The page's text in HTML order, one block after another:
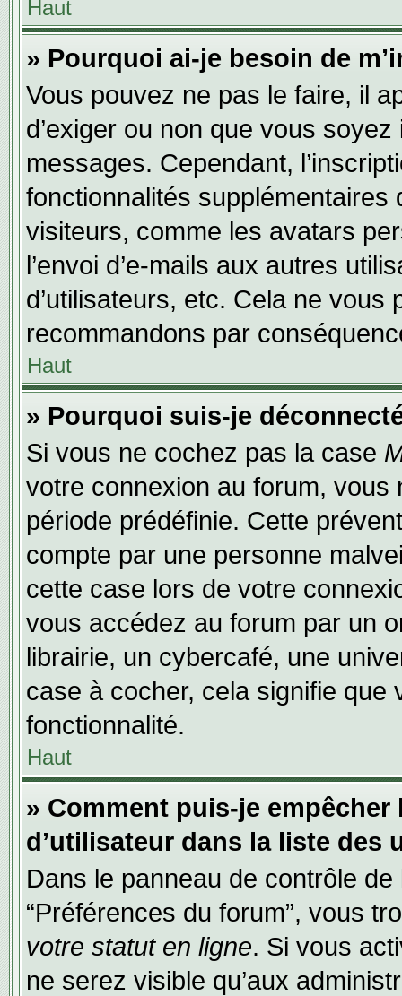
Haut
» Pourquoi ai-je besoin de
Vous pouvez ne pas le faire, il
d’exiger ou non que vous
messages. Cependant,
fonctionnalités
visiteurs, comme les avatars
l’envoi d’e-mails aux autres
d’utilisateurs, etc. Cela ne vous
recommandons par
Haut
» Pourquoi suis-je
Si vous ne cochez pas la case
votre connexion au forum,
période prédéfinie. Cette
compte par une personne
cette case lors de votre
vous accédez au forum par un
librairie, un cybercafé, une
case à cocher, cela signifie
fonctionnalité.
Haut
» Comment puis-je
d’utilisateur dans la liste des
Dans le panneau de contrôle de
“Préférences du forum”, vous
votre statut en ligne. Si vous
ne serez visible qu’aux